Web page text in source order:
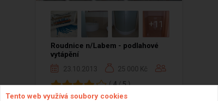
Roudnice n/Labem - podlahové
vytápění
23.10.2013
25 000 Kč
(4/5)
+11
Tento web využívá soubory cookies